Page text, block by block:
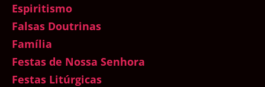
Espiritismo
Falsas Doutrinas
Família
Festas de Nossa Senhora
Festas Litúrgicas